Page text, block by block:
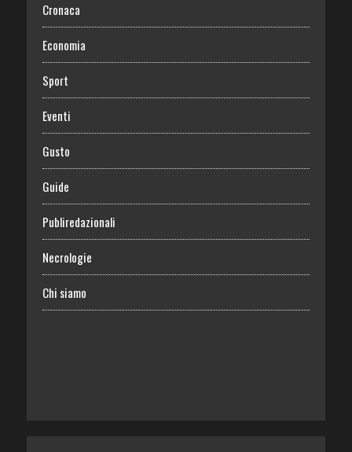
Cronaca
Economia
Sport
Eventi
Gusto
Guide
Publiredazionali
Necrologie
Chi siamo